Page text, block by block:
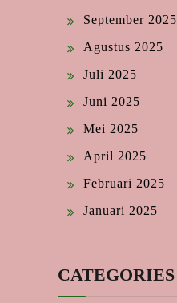
September 2025
Agustus 2025
Juli 2025
Juni 2025
Mei 2025
April 2025
Februari 2025
Januari 2025
CATEGORIES